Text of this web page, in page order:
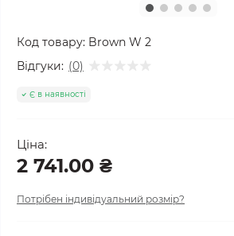
Код товару: Brown W 2
Відгуки: (0)
Є в наявності
Ціна:
2 741.00 ₴
Потрібен індивідуальний розмір?